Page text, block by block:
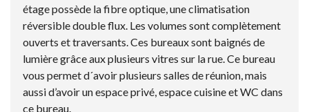
étage possède la fibre optique, une climatisation
réversible double flux. Les volumes sont complètement
ouverts et traversants. Ces bureaux sont baignés de
lumière grâce aux plusieurs vitres sur la rue. Ce bureau
vous permet d´avoir plusieurs salles de réunion, mais
aussi d’avoir un espace privé, espace cuisine et WC dans
ce bureau.